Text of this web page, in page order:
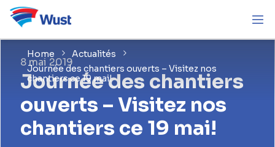
Home
Actualités
Journée des chantiers ouverts – Visitez nos
chantiers ce 19 mai!
8 mai 2019
Journée des chantiers
ouverts – Visitez nos
chantiers ce 19 mai!